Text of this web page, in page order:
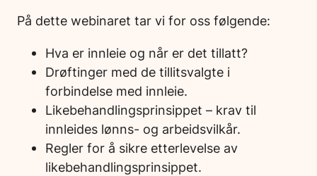
På dette webinaret tar vi for oss følgende:
Hva er innleie og når er det tillatt?
Drøftinger med de tillitsvalgte i
forbindelse med innleie.
Likebehandlingsprinsippet – krav til
innleides lønns- og arbeidsvilkår.
Regler for å sikre etterlevelse av
likebehandlingsprinsippet.